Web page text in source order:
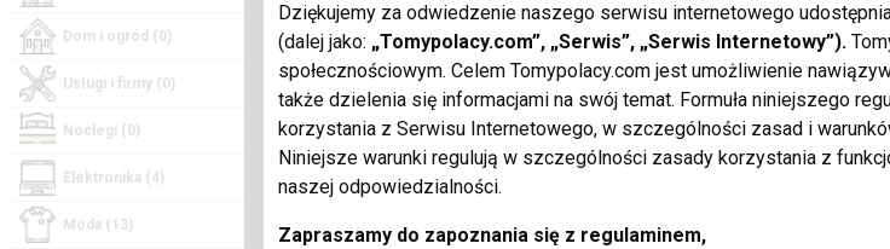
Dziękujemy za odwiedzenie naszego serwisu internetowego
(dalej jako: „Tomypolacy.com”, „Serwis”, „Serwis Internetowy”).
społecznościowym. Celem Tomypolacy.com jest umożliwienie
także dzielenia się informacjami na swój temat. Formuła niniejszego
korzystania z Serwisu Internetowego, w szczególności zasad i
Niniejsze warunki regulują w szczególności zasady korzystania z
naszej odpowiedzialności.
Zapraszamy do zapoznania się z regulaminem,
Dom i ogród (0)
Usługi i firmy (0)
Noclegi (0)
Elektronika (4)
Moda (13)
↓ Pokaż Filtry
sprawdź bazę ogłoszeń
VIP